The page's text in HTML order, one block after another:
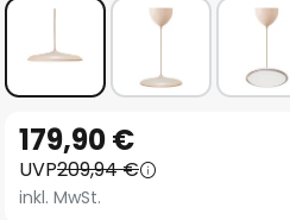
Anfang
der
Bildgalerie
179,90 €
UVP209,94 €
inkl. MwSt.